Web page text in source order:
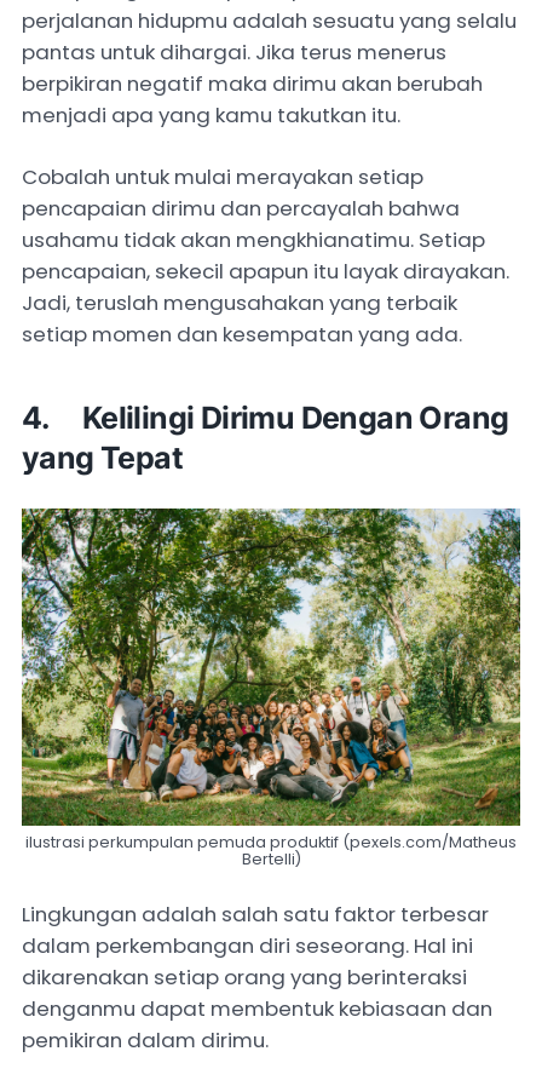
perjalanan hidupmu adalah sesuatu yang selalu
pantas untuk dihargai. Jika terus menerus
berpikiran negatif maka dirimu akan berubah
menjadi apa yang kamu takutkan itu.
Cobalah untuk mulai merayakan setiap
pencapaian dirimu dan percayalah bahwa
usahamu tidak akan mengkhianatimu. Setiap
pencapaian, sekecil apapun itu layak dirayakan.
Jadi, teruslah mengusahakan yang terbaik
setiap momen dan kesempatan yang ada.
4. Kelilingi Dirimu Dengan Orang
yang Tepat
ilustrasi perkumpulan pemuda produktif (pexels.com/Matheus
Bertelli)
Lingkungan adalah salah satu faktor terbesar
dalam perkembangan diri seseorang. Hal ini
dikarenakan setiap orang yang berinteraksi
denganmu dapat membentuk kebiasaan dan
pemikiran dalam dirimu.